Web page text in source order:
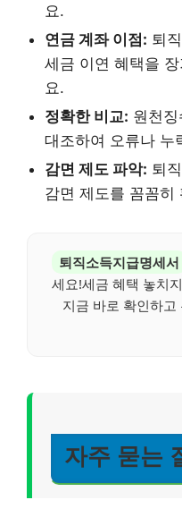
요.
연금 계좌 이점: 퇴
세금 이연 혜택을
요.
정확한 비교: 원천
대조하여 오류나 누
감면 제도 파악: 퇴
감면 제도를 꼼꼼히
퇴직소득지급명세서
세요!세금 혜택 놓치
지금 바로 확인하
자주 묻는